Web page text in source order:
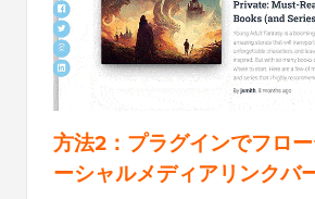
方法2：プラグインでフロ
ーシャルメディアリンクバ